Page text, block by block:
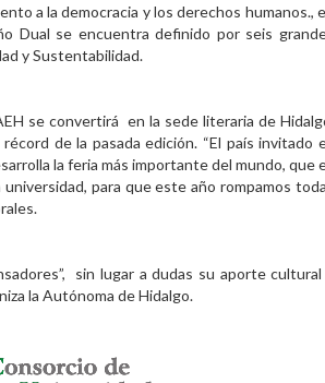
a la democracia y los derechos humanos.,
Dual se encuentra definido por seis
y Sustentabilidad.
se convertirá en la sede literaria de
de la pasada edición. “El país invitado
la feria más importante del mundo, que
para que este año rompamos
sin lugar a dudas su aporte
la Autónoma de Hidalgo.